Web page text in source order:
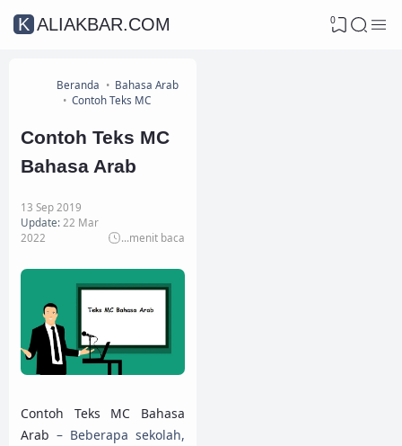
KALIAKBAR.COM 0
Beranda
Bahasa Arab
Contoh Teks MC
Contoh Teks MC
Bahasa Arab
13 Sep 2019
Update: 22 Mar
2022
...menit baca
Contoh Teks MC Bahasa
Arab – Beberapa sekolah,